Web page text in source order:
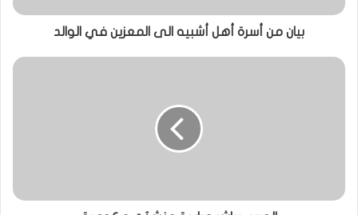
بيان من أسرة أهل أشبيه الى المعزين في الوالد